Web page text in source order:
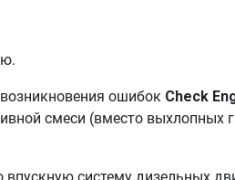
ошибок Check
смеси (вместо выхлопных